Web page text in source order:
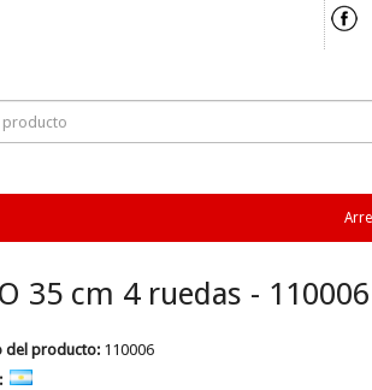
35 cm 4 ruedas - 110006
del producto: 110006